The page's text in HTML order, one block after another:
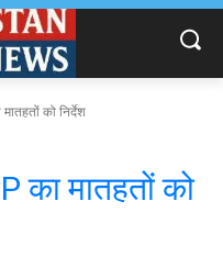
को निर्देश
का मातहतों को